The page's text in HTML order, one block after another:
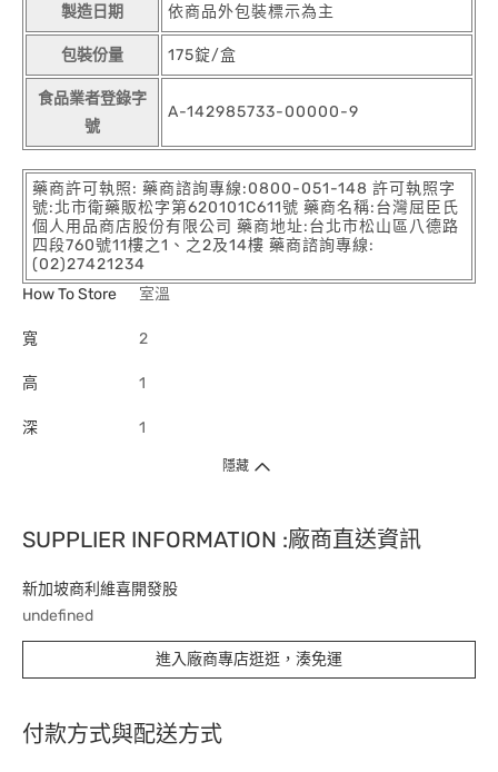
製造日期 依商品外包裝標示為主
包裝份量 175錠/盒
食品業者登錄字
號
A-142985733-00000-9
藥商許可執照: 藥商諮詢專線:0800-051-148 許可執照字
號:北市衛藥販松字第620101C611號 藥商名稱:台灣屈臣氏
個人用品商店股份有限公司 藥商地址:台北市松山區八德路
四段760號11樓之1、之2及14樓 藥商諮詢專線:
(02)27421234
How To Store
室溫
寬 2
高 1
深 1
隱藏
SUPPLIER INFORMATION :廠商直送資訊
新加坡商利維喜開發股
undefined
進入廠商專店逛逛，湊免運
付款方式與配送方式